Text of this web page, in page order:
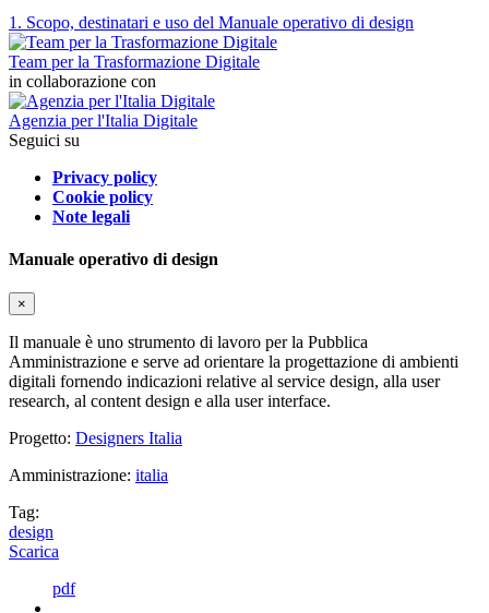
1. Scopo, destinatari e uso del Manuale operativo di design
Team per la Trasformazione Digitale
in collaborazione con
Agenzia per l'Italia Digitale
Seguici su
Privacy policy
Cookie policy
Note legali
Manuale operativo di design
×
Il manuale è uno strumento di lavoro per la Pubblica
Amministrazione e serve ad orientare la progettazione di ambienti
digitali fornendo indicazioni relative al service design, alla user
research, al content design e alla user interface.
Progetto: Designers Italia
Amministrazione: italia
Tag:
design
Scarica
pdf